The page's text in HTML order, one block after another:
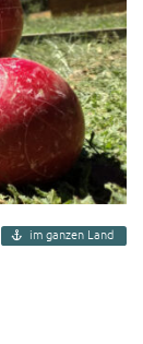
im ganzen Land